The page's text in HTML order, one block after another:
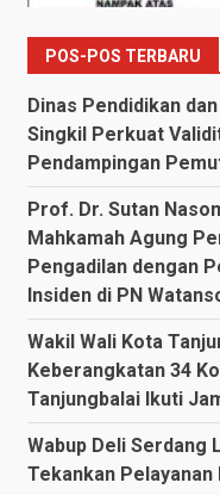
POS-POS TERBARU
Dinas Pendidikan
Singkil Perkuat
Pendampingan
Prof. Dr. Sutan
Mahkamah Agung
Pengadilan dengan
Insiden di PN
Wakil Wali Kota
Keberangkatan 34
Tanjungbalai Ikuti
Wabup Deli Serdang
Tekankan